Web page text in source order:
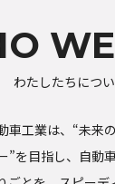
わたしたちにつ
車工業は、“未来
”を目指し、自動